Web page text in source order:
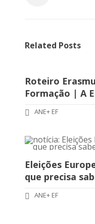
Related Posts
Roteiro
Formação | A
ANE+ EF
Eleições
que precisa
ANE+ EF